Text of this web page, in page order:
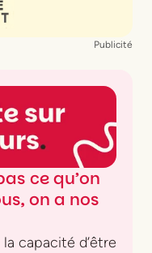
- Office national
Publicité
ce qu’on
on a nos
capacité d’être